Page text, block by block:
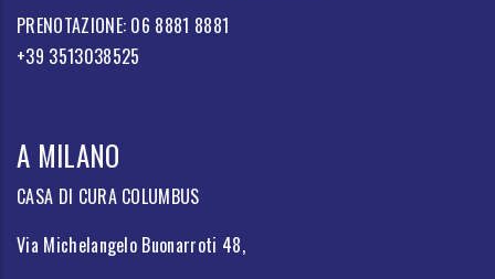
PRENOTAZIONE: 06 8881 8881
+39 3513038525
A MILANO
CASA DI CURA COLUMBUS
Via Michelangelo Buonarroti 48,